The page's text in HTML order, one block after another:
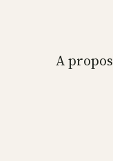
A propos